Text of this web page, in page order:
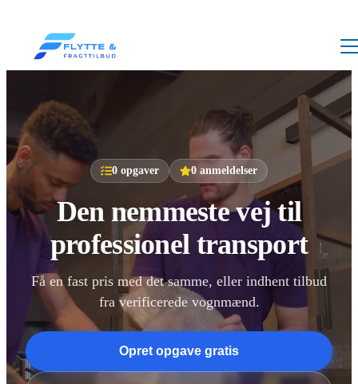
0 opgaver 0 anmeldelser
Den nemmeste vej til
professionel transport
Få en fast pris med det samme, eller indhent tilbud
fra verificerede vognmænd.
Opret opgave gratis